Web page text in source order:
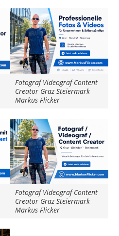
Fotograf Videograf Content
Creator Graz Steiermark
Markus Flicker
Fotograf Videograf Content
Creator Graz Steiermark
Markus Flicker